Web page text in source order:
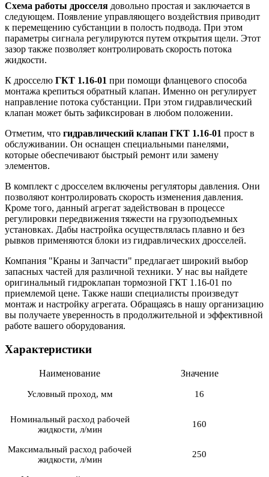
Схема работы дросселя довольно простая и заключается в
следующем. Появление управляющего воздействия приводит
к перемещению субстанции в полость подвода. При этом
параметры сигнала регулируются путем открытия щели. Этот
зазор также позволяет контролировать скорость потока
жидкости.
К дросселю ГКТ 1.16-01 при помощи фланцевого способа
монтажа крепиться обратный клапан. Именно он регулирует
направление потока субстанции. При этом гидравлический
клапан может быть зафиксирован в любом положении.
Отметим, что гидравлический клапан ГКТ 1.16-01 прост в
обслуживании. Он оснащен специальными панелями,
которые обеспечивают быстрый ремонт или замену
элементов.
В комплект с дросселем включены регуляторы давления. Они
позволяют контролировать скорость изменения давления.
Кроме того, данный агрегат задействован в процессе
регулировки передвижения тяжести на грузоподъемных
установках. Дабы настройка осуществлялась плавно и без
рывков применяются блоки из гидравлических дросселей.
Компания "Краны и Запчасти" предлагает широкий выбор
запасных частей для различной техники. У нас вы найдете
оригинальный гидроклапан тормозной ГКТ 1.16-01 по
приемлемой цене. Также наши специалисты произведут
монтаж и настройку агрегата. Обращаясь в нашу организацию
вы получаете уверенность в продолжительной и эффективной
работе вашего оборудования.
Характеристики
Наименование Значение
Условный проход, мм 16
Номинальный расход рабочей
жидкости, л/мин
160
Максимальный расход рабочей
жидкости, л/мин
250